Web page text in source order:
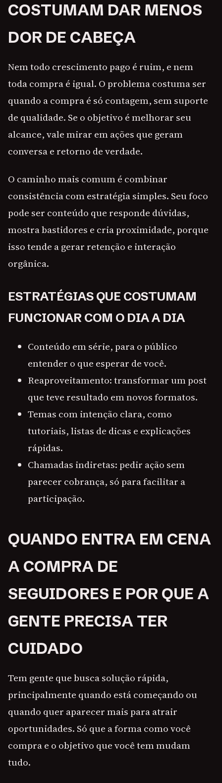
COSTUMAM DAR MENOS
DOR DE CABEÇA
Nem todo crescimento pago é ruim, e nem
toda compra é igual. O problema costuma ser
quando a compra é só contagem, sem suporte
de qualidade. Se o objetivo é melhorar seu
alcance, vale mirar em ações que geram
conversa e retorno de verdade.
O caminho mais comum é combinar
consistência com estratégia simples. Seu foco
pode ser conteúdo que responde dúvidas,
mostra bastidores e cria proximidade, porque
isso tende a gerar retenção e interação
orgânica.
ESTRATÉGIAS QUE COSTUMAM
FUNCIONAR COM O DIA A DIA
Conteúdo em série, para o público
entender o que esperar de você.
Reaproveitamento: transformar um post
que teve resultado em novos formatos.
Temas com intenção clara, como
tutoriais, listas de dicas e explicações
rápidas.
Chamadas indiretas: pedir ação sem
parecer cobrança, só para facilitar a
participação.
QUANDO ENTRA EM CENA
A COMPRA DE
SEGUIDORES E POR QUE A
GENTE PRECISA TER
CUIDADO
Tem gente que busca solução rápida,
principalmente quando está começando ou
quando quer aparecer mais para atrair
oportunidades. Só que a forma como você
compra e o objetivo que você tem mudam
tudo.